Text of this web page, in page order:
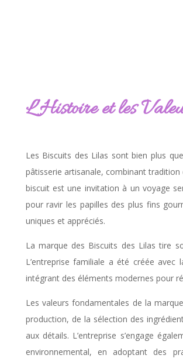
L’Histoire et les
Les Biscuits des Lilas sont bien plus
pâtisserie artisanale, combinant
biscuit est une invitation à un voyage
pour ravir les papilles des plus fins
uniques et appréciés.
La marque des Biscuits des Lilas tire
L’entreprise familiale a été créée
intégrant des éléments modernes pour
Les valeurs fondamentales de la
production, de la sélection des
aux détails. L’entreprise s’engage
environnemental, en adoptant des